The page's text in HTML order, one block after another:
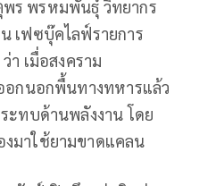
พร พรหมพันธุ์ วิทยากร
เฟซบุ๊คไลฟ์รายการ
า เมื่อสงคราม
อกนอกพื้นทางทหารแล้ว
ะทบด้านพลังงาน โดย
งมาใช้ยามขาดแคลน